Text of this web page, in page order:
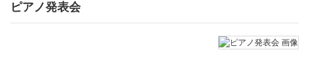
ピアノ発表会